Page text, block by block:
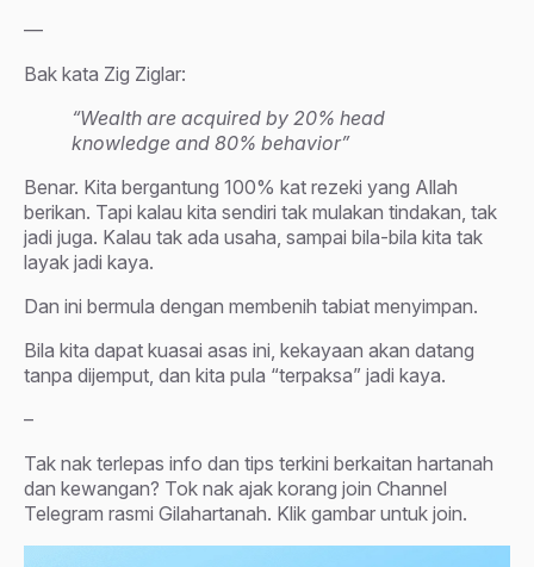
—
Bak kata Zig Ziglar:
“Wealth are acquired by 20% head
knowledge and 80% behavior”
Benar. Kita bergantung 100% kat rezeki yang Allah
berikan. Tapi kalau kita sendiri tak mulakan tindakan, tak
jadi juga. Kalau tak ada usaha, sampai bila-bila kita tak
layak jadi kaya.
Dan ini bermula dengan membenih tabiat menyimpan.
Bila kita dapat kuasai asas ini, kekayaan akan datang
tanpa dijemput, dan kita pula “terpaksa” jadi kaya.
–
Tak nak terlepas info dan tips terkini berkaitan hartanah
dan kewangan? Tok nak ajak korang join Channel
Telegram rasmi Gilahartanah. Klik gambar untuk join.